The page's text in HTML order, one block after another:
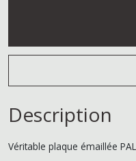
Description
Véritable plaque émaillée